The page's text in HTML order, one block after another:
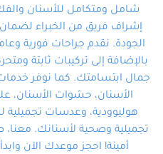
شامل ومتكامل للأسنان
إشراف فريق من الخبراء لضمان
الجودة. نقدم جراحات فورية
بالإضافة إلى تركيبات ثابتة
جمال ابتسامتك. كما نوفر
الأسنان، حشوات الأسنان،
هوليوودية، وعدسات
تجميلية وصحية لأسنانك.
أمينة! احجز موعدك الآن